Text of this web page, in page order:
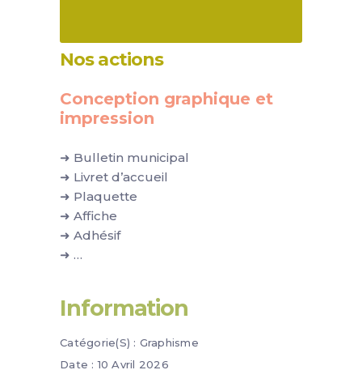
Nos actions
Conception graphique et
impression
➜ Bulletin municipal
➜ Livret d’accueil
➜ Plaquette
➜ Affiche
➜ Adhésif
➜ …
Information
Catégorie(s) : Graphisme
Date : 10 Avril 2026